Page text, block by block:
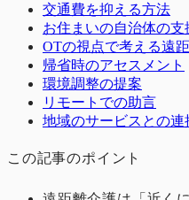
交通費を抑える方法
お住まいの自治体の支
OTの視点で考える遠
帰省時のアセスメント
環境調整の提案
リモートでの助言
地域のサービスとの連
この記事のポイント